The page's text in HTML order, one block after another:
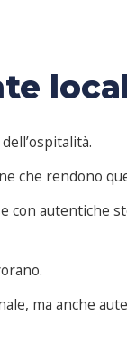
che rendono
con autentiche
ma anche